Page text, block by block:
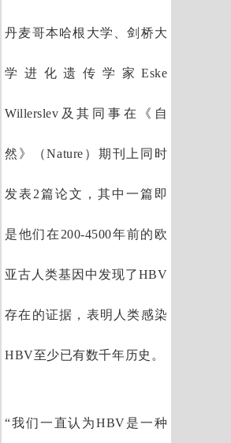
丹麦哥本哈根大学、剑桥大
学进化遗传学家Eske
Willerslev及其同事在《自
然》（Nature）期刊上同时
发表2篇论文，其中一篇即
是他们在200-4500年前的欧
亚古人类基因中发现了HBV
存在的证据，表明人类感染
HBV至少已有数千年历史。
“我们一直认为HBV是一种